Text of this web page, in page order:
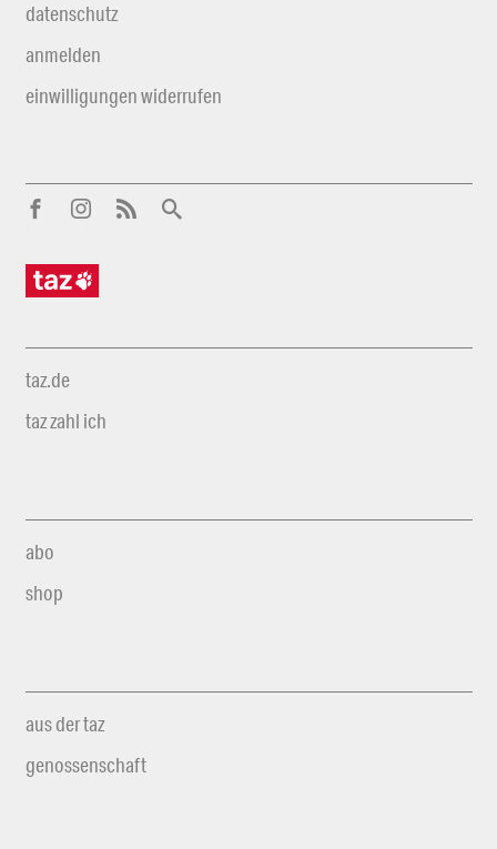
datenschutz
anmelden
einwilligungen widerrufen
taz.de
taz zahl ich
abo
shop
aus der taz
genossenschaft